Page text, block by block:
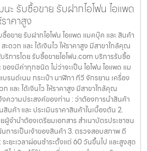
ะ รับซื้อขาย รับฝากไอโฟน ไอแพด
าคาสูง
อขาย รับฝากไอโฟน ไอแพด แมคบุ๊ค และ สินค้า
ะดวก และ ได้เงินไว ให้ราคาสูง มีสาขาใกล้คุณ
ริการโดย รับซื้อขายไอโฟน.com บริการรับซื้อ
องมีค่าทุกชนิด ไม่ว่าจะเป็น ไอโฟน ไอแพด แม
นด์เนม กระเป๋า นาฬิกา ทีวี จักรยาน เครื่อง
ก และ ได้เงินไว ให้ราคาสูง มีสาขาใกล้คุณ
งความประสงค์ของท่าน : ว่าต้องการนำสินค้า
นค้า และ ประเมินราคาสินค้าในเบื้องต้น 2.
จำนำต้องเตรียมเอกสาร สำเนาบัตรประชาชน
นการเป็นเจ้าของสินค้า 3. ตรวจสอบสภาพ ตี
ะยะเวลาผ่อนชำระตั้งแต่ 60 วันขึ้นไป และสูงสุด